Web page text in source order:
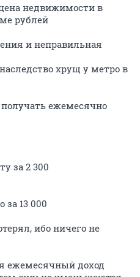
недвижимости в
рублей
и неправильная
хрущ у метро в
ежемесячно
за 2 300
за 13 000
ибо ничего не
ежемесячный доход